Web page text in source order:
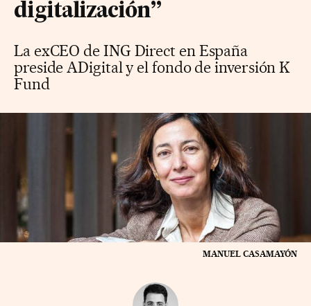
digitalización”
La exCEO de ING Direct en España
preside ADigital y el fondo de inversión K
Fund
MANUEL CASAMAYÓN